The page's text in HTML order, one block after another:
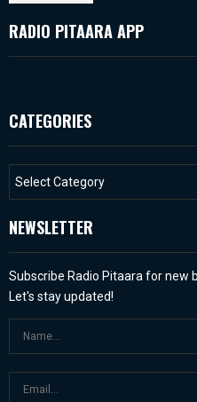
RADIO PITAARA APP
CATEGORIES
NEWSLETTER
Subscribe Radio Pitaara for new
Let's stay updated!